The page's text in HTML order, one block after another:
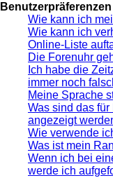
Wie kann ich
Wie kann ich
Online-Liste
Die Forenuhr
Ich habe die
immer noch
Meine Sprache
Was sind das
angezeigt
Wie verwende
Was ist mein
Wenn ich bei
werde ich